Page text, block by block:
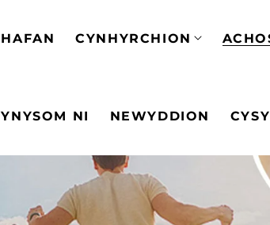
HAFAN CYNHYRCHION
YNYSOM NI NEWYDDION